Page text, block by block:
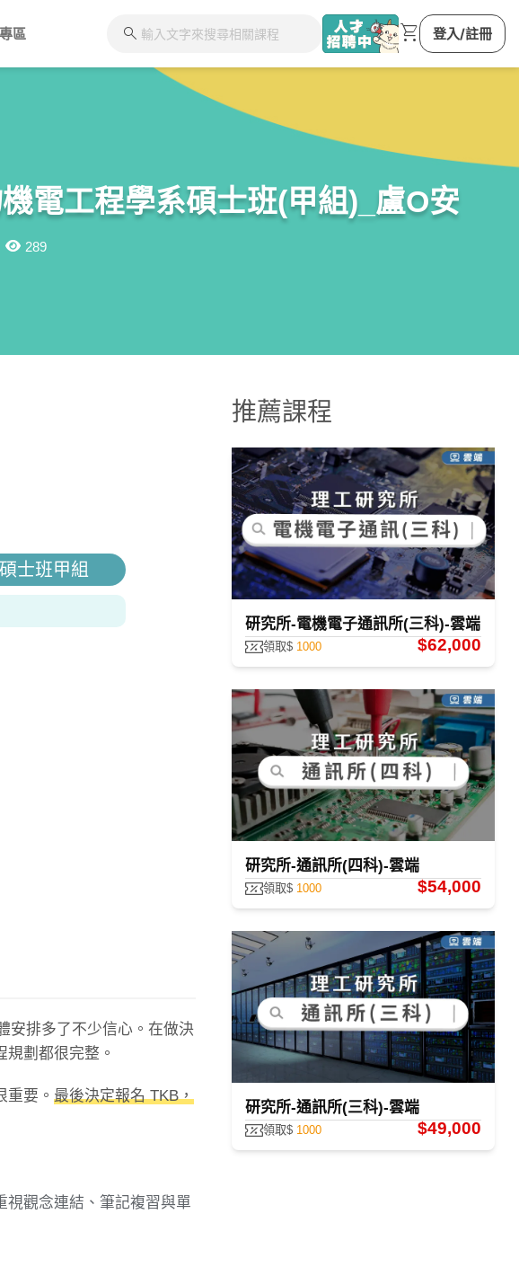
電工程學系碩士班(甲組)_盧O安
289
士班甲組
安排多了不少信心。在做決
劃都很完整。
要。 最後決定報名 TKB，
視觀念連結、筆記複習與單
推薦課程
研究所-電機電子通訊所(三科)-雲端
領取$ 1000 $62,000
研究所-通訊所(四科)-雲端
領取$ 1000 $54,000
研究所-通訊所(三科)-雲端
領取$ 1000 $49,000
區 search shopping_cart 登入/註冊